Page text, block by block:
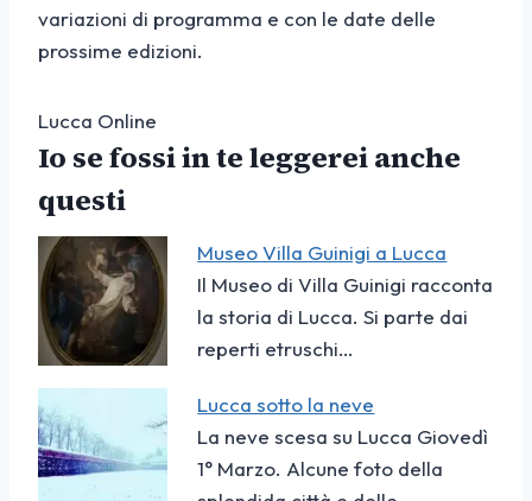
variazioni di programma e con le date delle
prossime edizioni.
Lucca Online
Io se fossi in te leggerei anche
questi
Museo Villa Guinigi a Lucca
Il Museo di Villa Guinigi racconta
la storia di Lucca. Si parte dai
reperti etruschi…
Lucca sotto la neve
La neve scesa su Lucca Giovedì
1° Marzo. Alcune foto della